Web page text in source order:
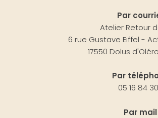
Par
Atelier Retour
6 rue Gustave Eiffel -
17550 Dolus
Par
05 16 84
Par mail